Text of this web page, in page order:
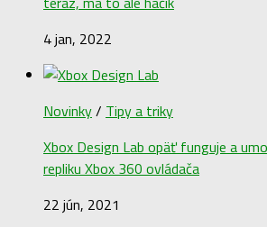
4 jan, 2022
Novinky/ Tipy a triky
Xbox Design Lab opäť funguje a
repliku Xbox 360 ovládača
22 jún, 2021